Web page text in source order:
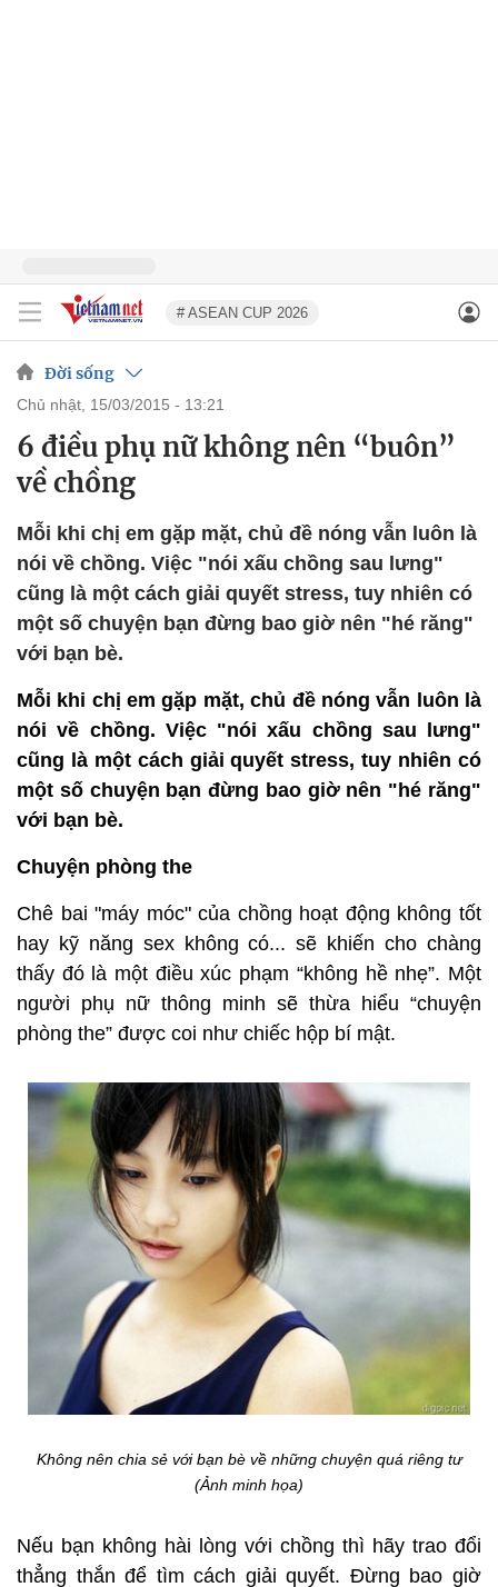
# ASEAN CUP 2026
Đời sống
chủ nhật, 15/03/2015 - 13:21
6 điều phụ nữ không nên “buôn”
về chồng
Mỗi khi chị em gặp mặt, chủ đề nóng vẫn luôn là
nói về chồng. Việc "nói xấu chồng sau lưng"
cũng là một cách giải quyết stress, tuy nhiên có
một số chuyện bạn đừng bao giờ nên "hé răng"
với bạn bè.
Mỗi khi chị em gặp mặt, chủ đề nóng vẫn luôn là
nói về chồng. Việc "nói xấu chồng sau lưng"
cũng là một cách giải quyết stress, tuy nhiên có
một số chuyện bạn đừng bao giờ nên "hé răng"
với bạn bè.
Chuyện phòng the
Chê bai "máy móc" của chồng hoạt động không tốt
hay kỹ năng sex không có... sẽ khiến cho chàng
thấy đó là một điều xúc phạm “không hề nhẹ”. Một
người phụ nữ thông minh sẽ thừa hiểu “chuyện
phòng the” được coi như chiếc hộp bí mật.
Không nên chia sẻ với bạn bè về những chuyện quá riêng tư
(Ảnh minh họa)
Nếu bạn không hài lòng với chồng thì hãy trao đổi
thẳng thắn để tìm cách giải quyết. Đừng bao giờ